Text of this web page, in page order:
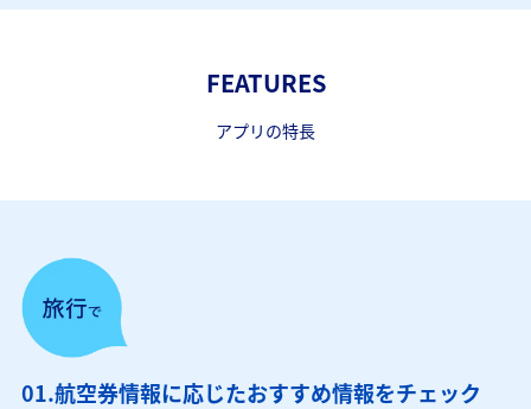
FEATURES
アプリの特長
01.航空券情報に応じたおすすめ情報をチェック